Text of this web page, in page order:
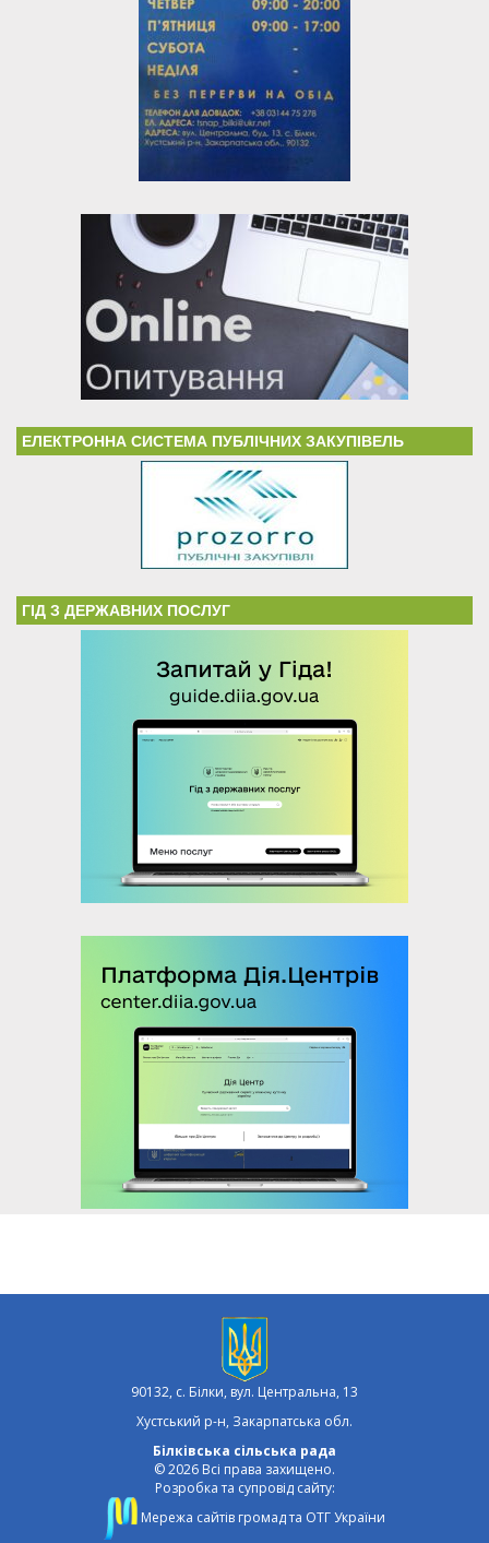
ЕЛЕКТРОННА СИСТЕМА ПУБЛІЧНИХ ЗАКУПІВЕЛЬ
ГІД З ДЕРЖАВНИХ ПОСЛУГ
90132, с. Білки, вул. Центральна, 13
Хустський р-н, Закарпатська обл.
Білківська сільська рада
© 2026 Всі права захищено.
Розробка та супровід сайту:
Мережа сайтів громад та ОТГ України